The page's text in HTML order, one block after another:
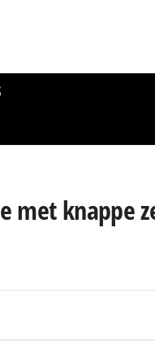
met knappe